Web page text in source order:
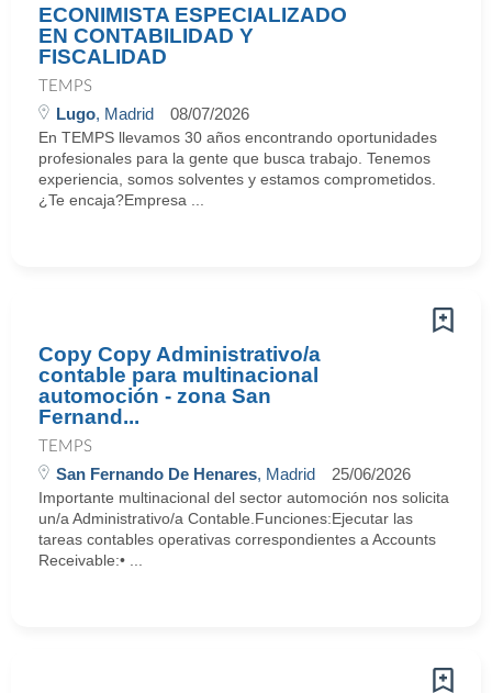
ECONIMISTA ESPECIALIZADO
EN CONTABILIDAD Y
FISCALIDAD
TEMPS
Lugo, Madrid 08/07/2026
En TEMPS llevamos 30 años encontrando oportunidades
profesionales para la gente que busca trabajo. Tenemos
experiencia, somos solventes y estamos comprometidos.
¿Te encaja?Empresa ...
Copy Copy Administrativo/a
contable para multinacional
automoción - zona San
Fernand...
TEMPS
San Fernando De Henares, Madrid 25/06/2026
Importante multinacional del sector automoción nos solicita
un/a Administrativo/a Contable.Funciones:Ejecutar las
tareas contables operativas correspondientes a Accounts
Receivable:• ...